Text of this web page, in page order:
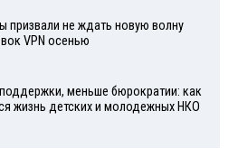
призвали не ждать новую волну
VPN осенью
меньше бюрократии: как
жизнь детских и молодежных НКО